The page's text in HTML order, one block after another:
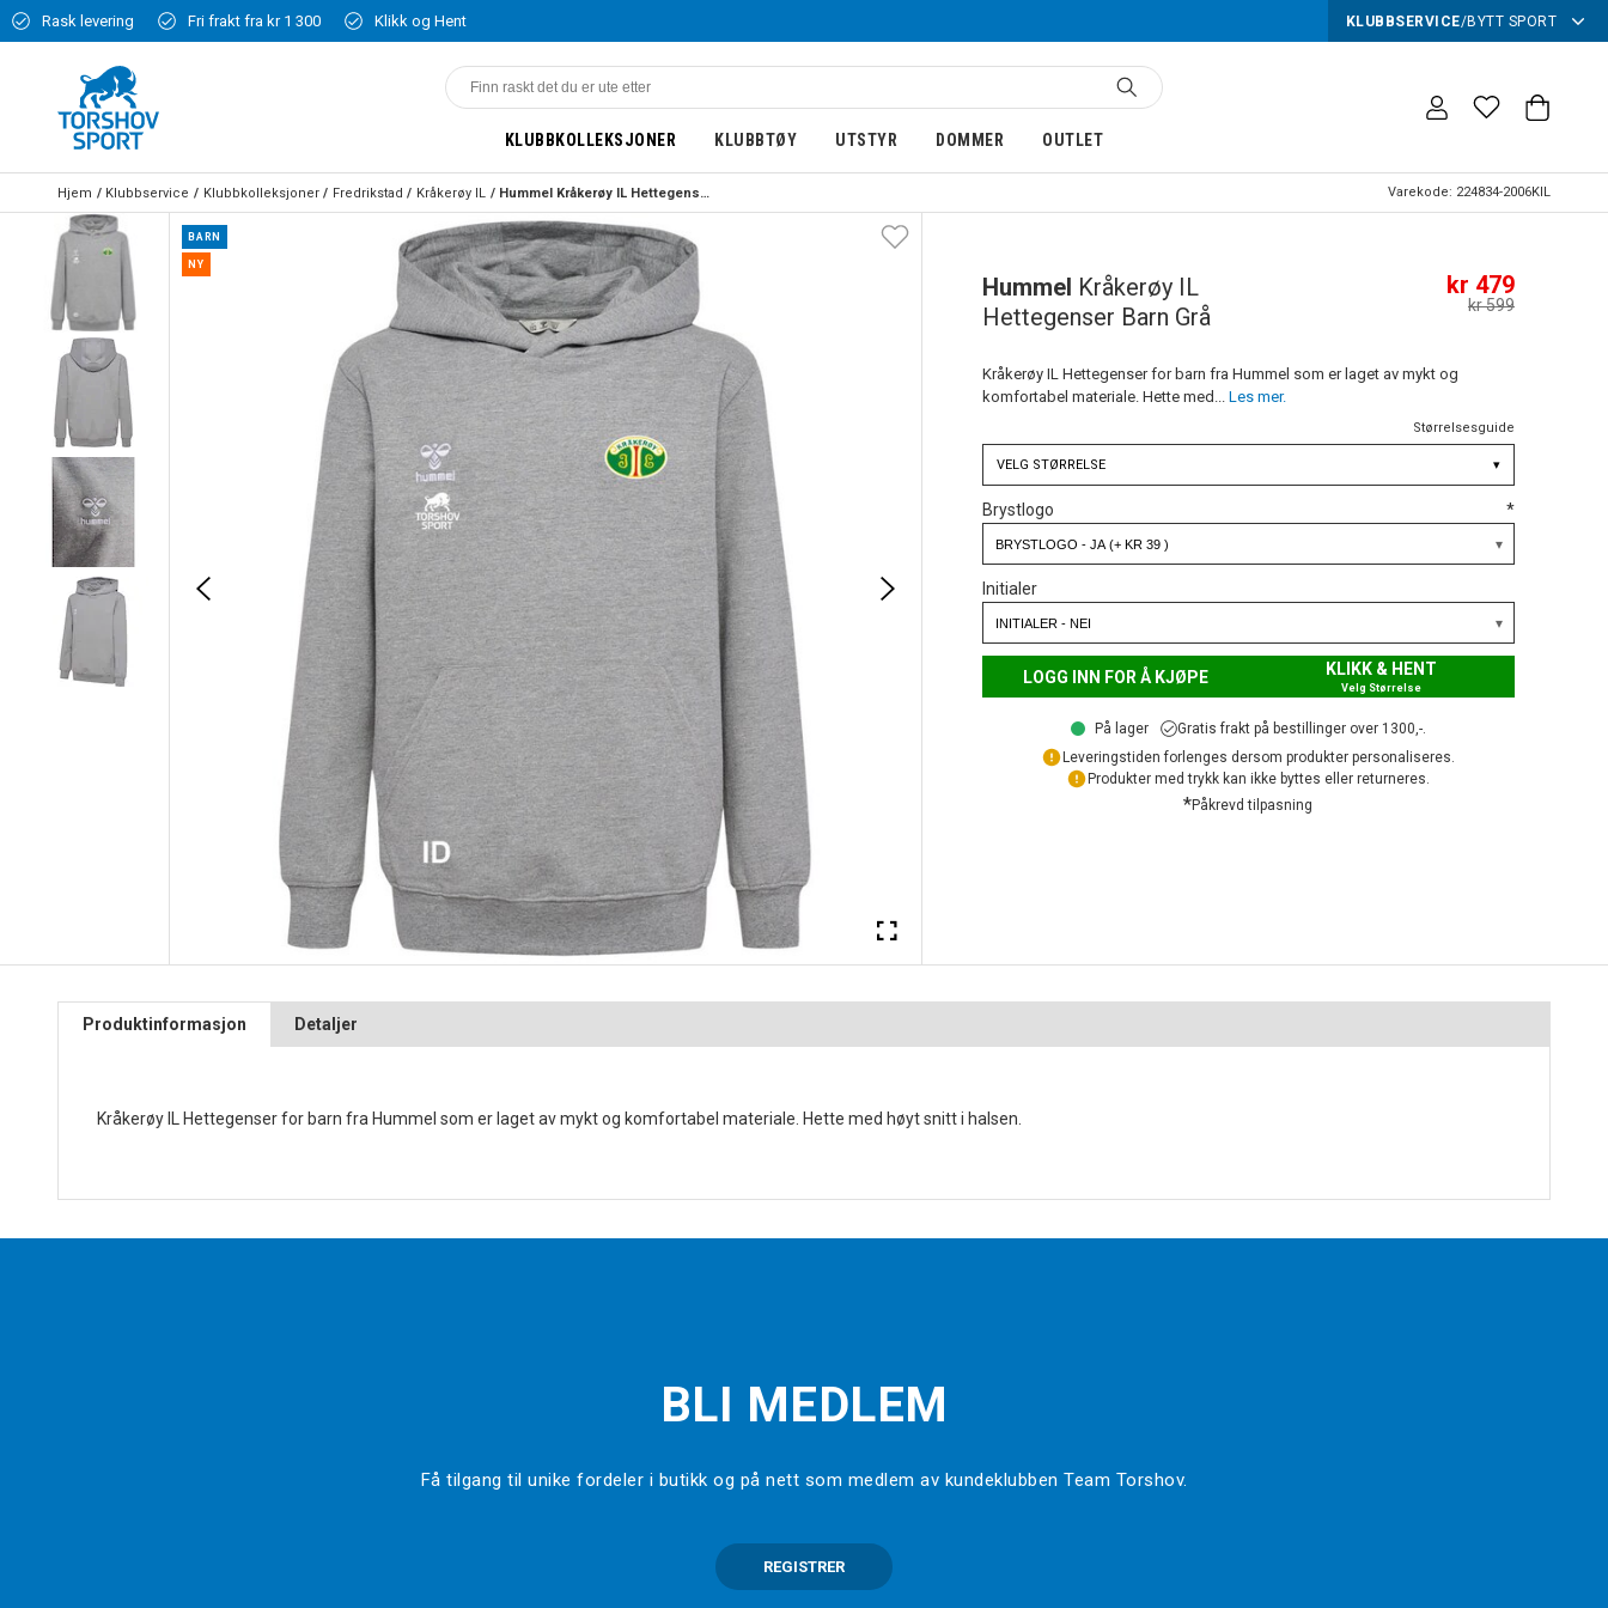
Rask levering Fri frakt fra kr 1 300 Klikk og Hent KLUBBSERVICE/BYTT SPORT
KLUBBKOLLEKSJONER KLUBBTØY UTSTYR DOMMER OUTLET
Hjem Klubbservice Klubbkolleksjoner Fredrikstad Kråkerøy IL Hummel Kråkerøy IL Hettegenser Barn Grå Varekode: 224834-2006KIL
BARN
NY
Hummel Kråkerøy IL
Hettegenser Barn Grå
kr 479
kr 599
Kråkerøy IL Hettegenser for barn fra Hummel som er laget av mykt og
komfortabel materiale. Hette med... Les mer.
Størrelsesguide
VELG STØRRELSE ▾
Brystlogo *
Initialer
LOGG INN FOR Å KJØPE KLIKK & HENT
Velg Størrelse
På lager
Gratis frakt på bestillinger over 1300,-.
Leveringstiden forlenges dersom produkter personaliseres.
Produkter med trykk kan ikke byttes eller returneres.
*Påkrevd tilpasning
Produktinformasjon Detaljer
Kråkerøy IL Hettegenser for barn fra Hummel som er laget av mykt og komfortabel materiale. Hette med høyt snitt i halsen.
BLI MEDLEM
Få tilgang til unike fordeler i butikk og på nett som medlem av kundeklubben Team Torshov.
REGISTRER